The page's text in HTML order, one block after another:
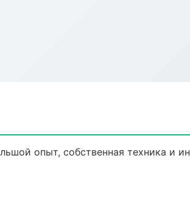
опыт, собственная техника и